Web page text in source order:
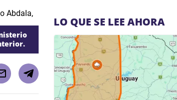
LO QUE SE LEE AHORA